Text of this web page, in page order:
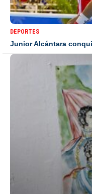
DEPORTES
Junior Alcántara